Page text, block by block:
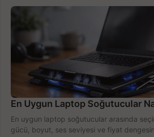
En Uygun Laptop Soğutucular
En uygun laptop soğutucular arasında
gücü, boyut, ses seviyesi ve fiyat